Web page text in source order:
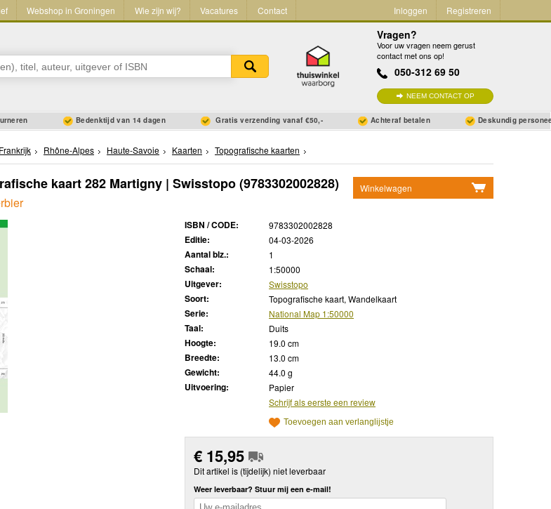
Webshop in Groningen Wie zijn wij? Vacatures Contact Inloggen Registreren
Vragen?
Voor uw vragen neem gerust
contact met ons op!
050-312 69 50
NEEM CONTACT OP
Bedenktijd van 14 dagen Gratis verzending vanaf €50,- Achteraf betalen Deskundig
Frankrijk Rhône-Alpes Haute-Savoie Kaarten Topografische kaarten
Winkelwagen
kaart 282 Martigny | Swisstopo(9783302002828)
ISBN / CODE: 9783302002828
Editie: 04-03-2026
Aantal blz.: 1
Schaal: 1:50000
Uitgever: Swisstopo
Soort: Topografische kaart, Wandelkaart
Serie: National Map 1:50000
Taal: Duits
Hoogte: 19.0 cm
Breedte: 13.0 cm
Gewicht: 44.0 g
Uitvoering:
Papier
Schrijf als eerste een review
Toevoegen aan verlanglijstje
€ 15,95
Dit artikel is (tijdelijk) niet leverbaar
Weer leverbaar? Stuur mij een e-mail!